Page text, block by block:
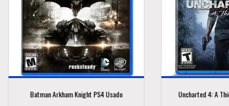
Batman Arkham Knight PS4 Usado Uncharted 4: A